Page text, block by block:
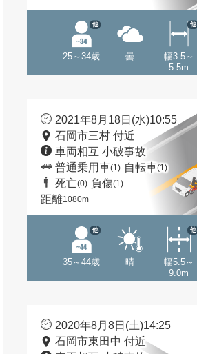
25～34歳
他
曇
幅3.5～
5.5m
他
2021年8月18日(水)10:55
石岡市三村 付近
車両相互 小破事故
普通乗用車(1) 自転車(1)
死亡(0) 負傷(1)
距離1080m
35～44歳
他
晴
幅5.5～
9.0m
他
2020年8月8日(土)14:25
石岡市東田中 付近